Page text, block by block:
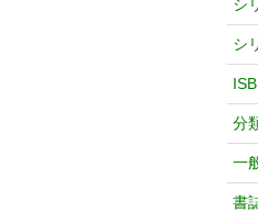
シ
シ
分
一
書